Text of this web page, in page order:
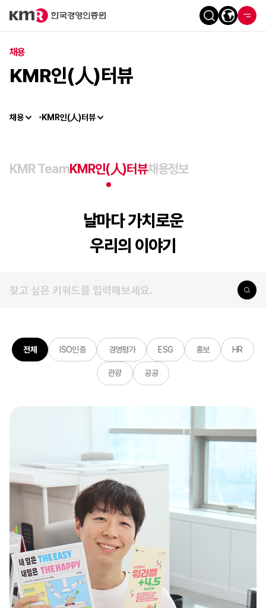
채용
KMR인(人)터뷰
채용 KMR인(人)터뷰
KMR TeamKMR인(人)터뷰채용정보
날마다 가치로운
우리의 이야기
전체 ISO인증 경영평가 ESG 홍보 HR
관광 공공